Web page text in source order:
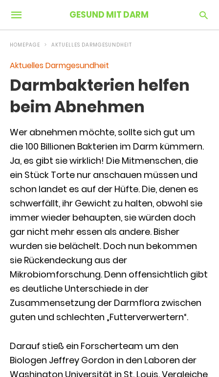
GESUND MIT DARM
HOMEPAGE AKTUELLES DARMGESUNDHEIT
Aktuelles Darmgesundheit
Darmbakterien helfen
beim Abnehmen
Wer abnehmen möchte, sollte sich gut um
die 100 Billionen Bakterien im Darm kümmern.
Ja, es gibt sie wirklich! Die Mitmenschen, die
ein Stück Torte nur anschauen müssen und
schon landet es auf der Hüfte. Die, denen es
schwerfällt, ihr Gewicht zu halten, obwohl sie
immer wieder behaupten, sie würden doch
gar nicht mehr essen als andere. Bisher
wurden sie belächelt. Doch nun bekommen
sie Rückendeckung aus der
Mikrobiomforschung. Denn offensichtlich gibt
es deutliche Unterschiede in der
Zusammensetzung der Darmflora zwischen
guten und schlechten „Futterverwertern“.
Darauf stieß ein Forscherteam um den
Biologen Jeffrey Gordon in den Laboren der
Washington Universität in St. Louis. Vergleiche